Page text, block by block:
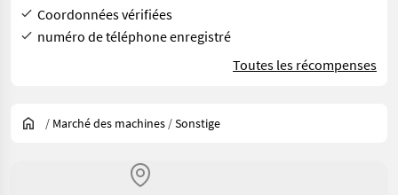
Coordonnées vérifiées
numéro de téléphone enregistré
Toutes les récompenses
/ Marché des machines /Sonstige